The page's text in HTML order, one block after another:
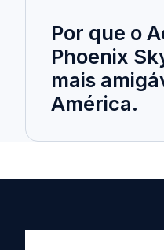
Por que o
Phoenix
mais
América.